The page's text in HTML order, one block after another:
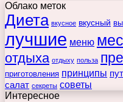
Облако меток
Диета вкусное вкусный
лучшие меню
отдыха отдыху польза
приготовления принципы
салат секреты советы
Интересное